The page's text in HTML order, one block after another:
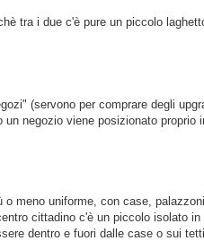
tra i due c'è pure un piccolo
(servono per comprare degli
negozio viene posizionato
meno uniforme, con case,
cittadino c'è un piccolo isolato
dentro e fuori dalle case o sui